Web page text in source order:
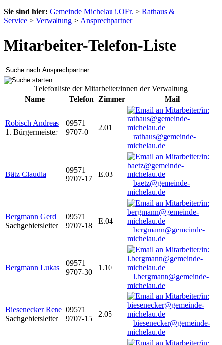
Sie sind hier: Gemeinde Michelau i.OFr. > Rathaus &
Service > Verwaltung > Ansprechpartner
Mitarbeiter-Telefon-Liste
Telefonliste der Mitarbeiter/innen der Verwaltung
Name
Telefon Zimmer Mail
Robisch Andreas
1. Bürgermeister
09571
9707-0
2.01
rathaus@gemeinde-
michelau.de
Bätz Claudia
09571
9707-17
E.03
baetz@gemeinde-
michelau.de
Bergmann Gerd
Sachgebietsleiter
09571
9707-18
E.04
bergmann@gemeinde-
michelau.de
Bergmann Lukas
09571
9707-30
1.10
l.bergmann@gemeinde-
michelau.de
Biesenecker Rene
Sachgebietsleiter
09571
9707-15
2.05
biesenecker@gemeinde-
michelau.de